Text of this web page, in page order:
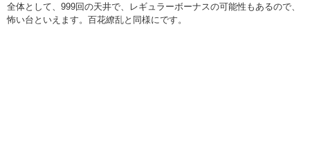
全体として、999回の天井で、レギュラーボーナスの可能性もあるので、
怖い台といえます。百花繚乱と同様にです。